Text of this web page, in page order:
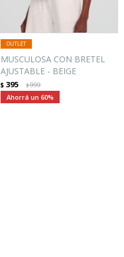
MUSCULOSA CON BRETEL
AJUSTABLE - BEIGE
$ 395 $999
60